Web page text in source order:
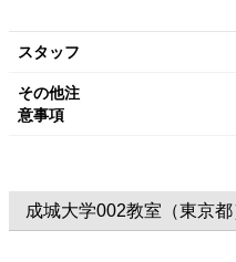
スタッフ
その他注
意事項
成城大学002教室（東京都